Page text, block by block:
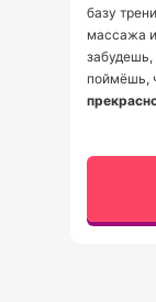
базу
массажа
забудешь,
поймёшь,